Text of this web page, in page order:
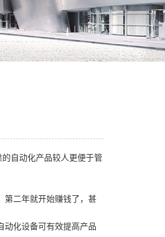
自动化产品较人更便于管
二年就开始赚钱了，甚
化设备可有效提高产品